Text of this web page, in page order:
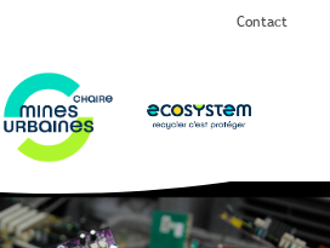
Contact